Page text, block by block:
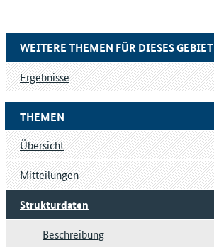
THEMEN
Übersicht
Mitteilungen
Strukturdaten
Beschreibung
WEITERE THEMEN FÜR DIESES GEBIET
Ergebnisse